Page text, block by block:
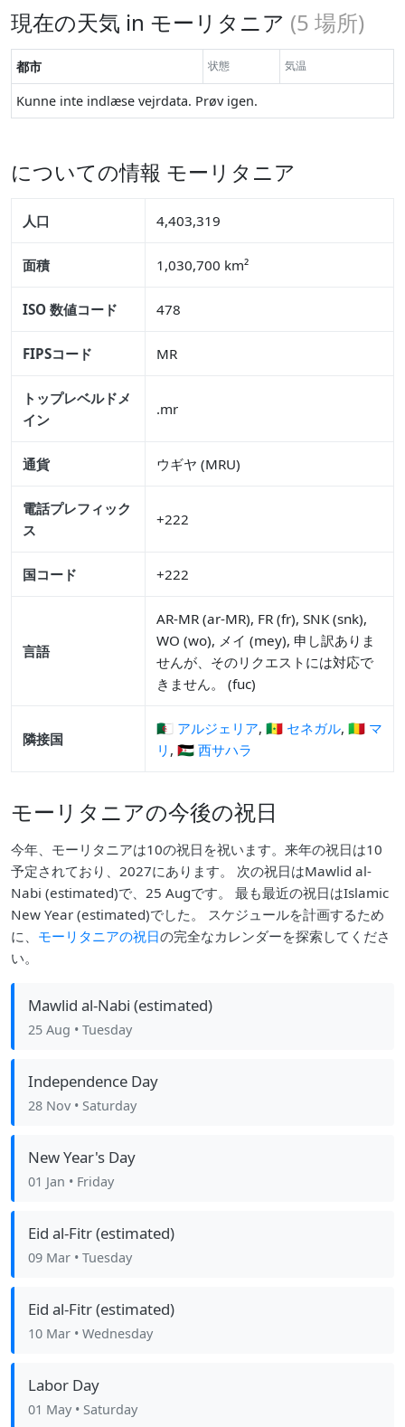
現在の天気 in モーリタニア (5 場所)
都市 状態 気温
Kunne inte indlæse vejrdata. Prøv igen.
についての情報 モーリタニア
人口 4,403,319
面積 1,030,700 km²
ISO 数値コード 478
FIPSコード MR
トップレベルドメ
イン
.mr
通貨 ウギヤ (MRU)
電話プレフィック
ス
+222
国コード +222
言語
AR-MR (ar-MR), FR (fr), SNK (snk),
WO (wo), メイ (mey), 申し訳ありま
せんが、そのリクエストには対応で
きません。 (fuc)
隣接国
🇩🇿 アルジェリア, 🇸🇳 セネガル, 🇲🇱 マ
リ , 🇪🇭 西サハラ
モーリタニアの今後の祝日
今年、モーリタニアは10の祝日を祝います。来年の祝日は10
予定されており、2027にあります。 次の祝日はMawlid al-
Nabi (estimated)で、25 Augです。 最も最近の祝日はIslamic
New Year (estimated)でした。 スケジュールを計画するため
に、 モーリタニアの祝日の完全なカレンダーを探索してくださ
い。
Mawlid al-Nabi (estimated)
25 Aug • Tuesday
Independence Day
28 Nov • Saturday
New Year's Day
01 Jan • Friday
Eid al-Fitr (estimated)
09 Mar • Tuesday
Eid al-Fitr (estimated)
10 Mar • Wednesday
Labor Day
01 May • Saturday